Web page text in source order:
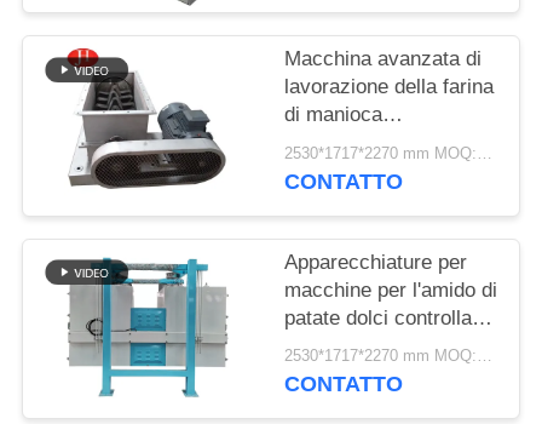
POLITICA
SULLA
PRIVACY
Macchina avanzata di
lavorazione della farina
di manioca
personalizzata in
acciaio inossidabile
2530*1717*2270 mm MOQ:1 set
CONTATTO
Apparecchiature per
macchine per l'amido di
patate dolci controllate
da PLC
2530*1717*2270 mm MOQ:1 set
CONTATTO